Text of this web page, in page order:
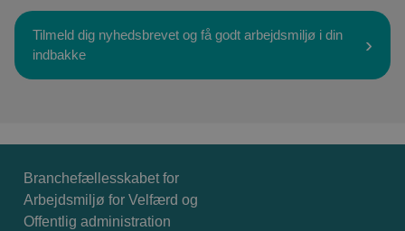
Tilmeld dig nyhedsbrevet og få godt arbejdsmiljø i din
indbakke
Branchefællesskabet for
Arbejdsmiljø for Velfærd og
Offentlig administration